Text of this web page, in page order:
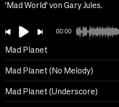
'Mad World' von Gary Jules.
00:00
Mad Planet
Mad Planet (No Melody)
Mad Planet (Underscore)